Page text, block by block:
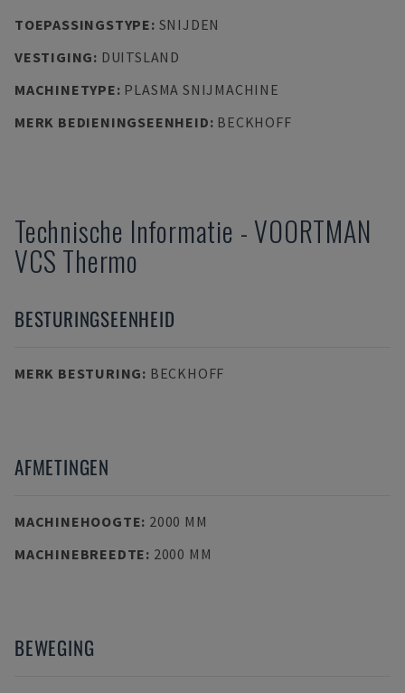
TOEPASSINGSTYPE: SNIJDEN
VESTIGING: DUITSLAND
MACHINETYPE: PLASMA SNIJMACHINE
MERK BEDIENINGSEENHEID: BECKHOFF
Technische Informatie - VOORTMAN
VCS Thermo
BESTURINGSEENHEID
MERK BESTURING: BECKHOFF
AFMETINGEN
MACHINEHOOGTE: 2000 MM
MACHINEBREEDTE: 2000 MM
BEWEGING